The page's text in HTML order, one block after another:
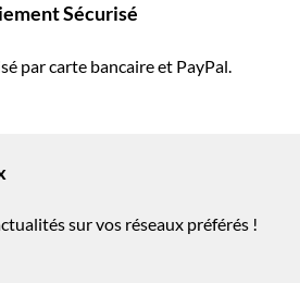
Sécurisé
par carte bancaire et PayPal.
sur vos réseaux préférés !